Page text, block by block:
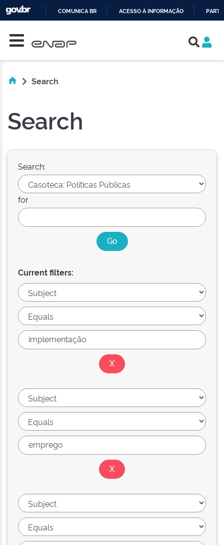
COMUNICA BR ACESSO À INFORMAÇÃO
Search
Search
Search:
for
Current filters: